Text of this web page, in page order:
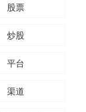
股票
炒股
平台
渠道